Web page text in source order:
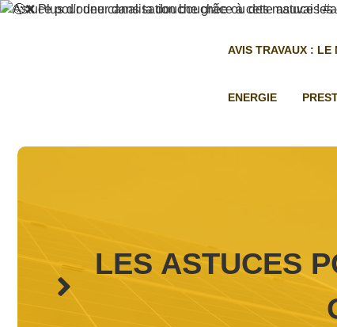
Aller
AVIS TRAVAUX : LE
ENERGIE
LES ASTUCES